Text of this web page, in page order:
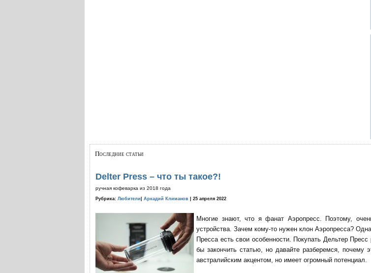
Последние статьи
Delter Press – что ты такое?!
ручная кофеварка из 2018 года
Рубрика: Любители Аркадий Климанов | 25 апреля 2022
Многие знают, что я фанат Аэропресс. Поэтому,
устройства. Зачем кому-то нужен клон Аэропресса?
Пресса есть свои особенности. Покупать Дельтер
бы закончить статью, но давайте разберемся, почему
австралийским акцентом, но имеет огромный потенциал.